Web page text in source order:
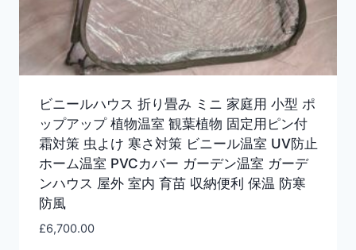
ビニールハウス 折り畳み ミニ 家庭用 小型 ポ
ップアップ 植物温室 観葉植物 固定用ピン付
霜対策 虫よけ 寒さ対策 ビニール温室 UV防止
ホーム温室 PVCカバー ガーデン温室 ガーデ
ンハウス 屋外 室内 育苗 収納便利 保温 防寒
防風
£6,700.00